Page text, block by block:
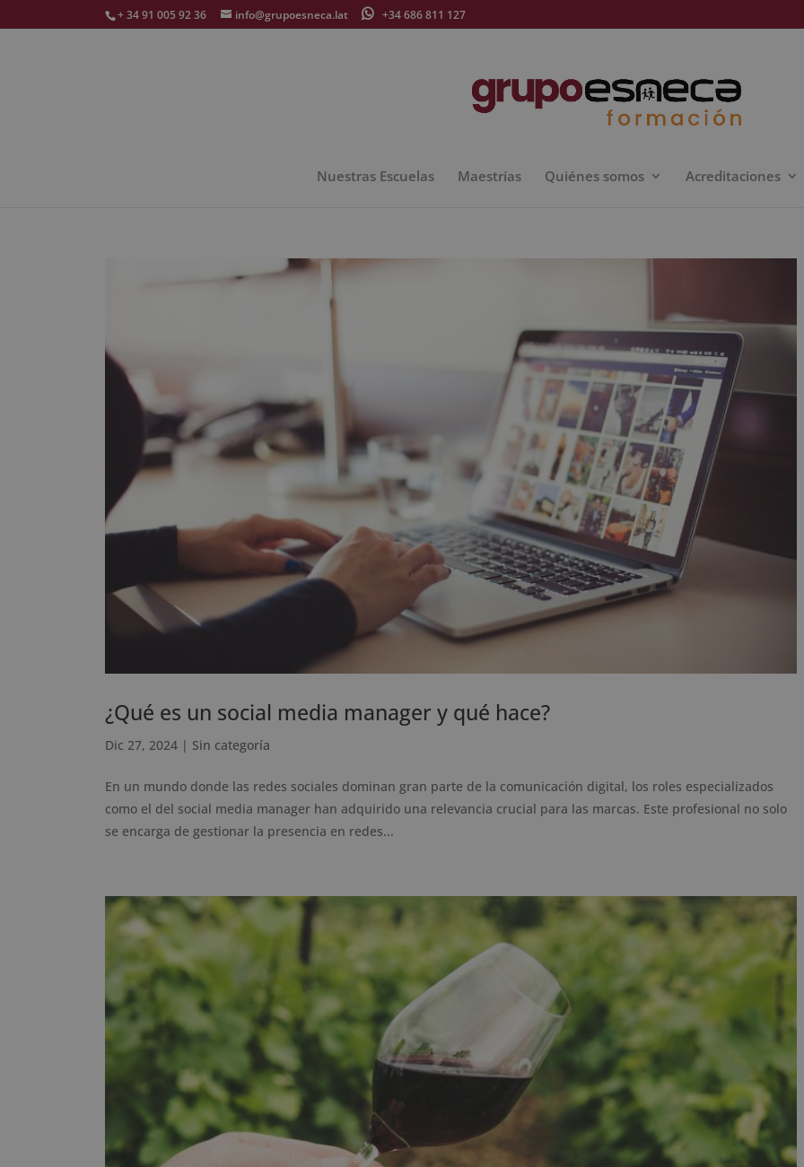
+ 34 91 005 92 36 info@grupoesneca.lat +34 686 811 127
Nuestras Escuelas Maestrías Quiénes somos Acreditaciones
¿Qué es un social media manager y qué hace?
Dic 27, 2024 | Sin categoría
En un mundo donde las redes sociales dominan gran parte de la comunicación digital, los roles especializados
como el del social media manager han adquirido una relevancia crucial para las marcas. Este profesional no solo
se encarga de gestionar la presencia en redes...